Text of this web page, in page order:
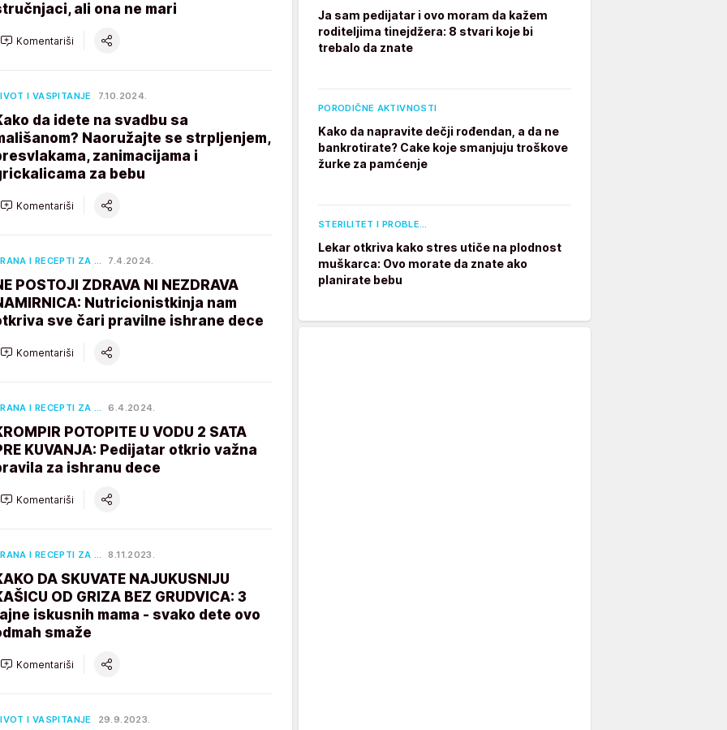
ali ona ne mari
Komentariši
I VASPITANJE 7.10.2024.
da idete na svadbu sa
Naoružajte se strpljenjem,
zanimacijama i
za bebu
Komentariši
I RECEPTI ZA … 7.4.2024.
POSTOJI ZDRAVA NI NEZDRAVA
Nutricionistkinja nam
sve čari pravilne ishrane dece
Komentariši
I RECEPTI ZA … 6.4.2024.
POTOPITE U VODU 2 SATA
KUVANJA: Pedijatar otkrio važna
za ishranu dece
Komentariši
I RECEPTI ZA … 8.11.2023.
DA SKUVATE NAJUKUSNIJU
OD GRIZA BEZ GRUDVICA: 3
iskusnih mama - svako dete ovo
smaže
Komentariši
I VASPITANJE 29.9.2023.
Ja sam pedijatar i ovo moram da kažem
roditeljima tinejdžera: 8 stvari koje bi
trebalo da znate
PORODIČNE AKTIVNOSTI
Kako da napravite dečji rođendan, a da ne
bankrotirate? Cake koje smanjuju troškove
žurke za pamćenje
STERILITET I PROBLE…
Lekar otkriva kako stres utiče na plodnost
muškarca: Ovo morate da znate ako
planirate bebu